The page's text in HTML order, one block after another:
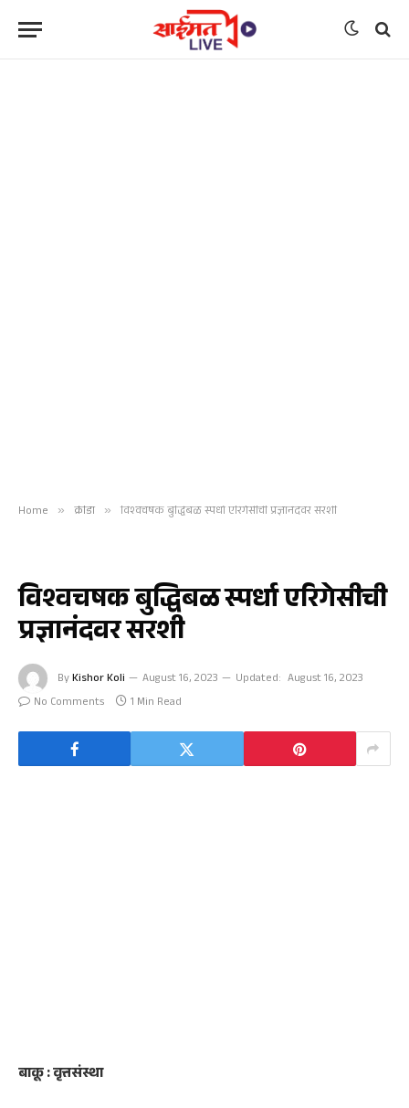
Home » क्रीडा » विश्वचषक बुद्धिबळ स्पर्धा एरिगेसीची प्रज्ञानंदवर सरशी
विश्वचषक बुद्धिबळ स्पर्धा एरिगेसीची
प्रज्ञानंदवर सरशी
ByKishor Koli August 16, 2023 Updated: August 16, 2023
No Comments
1 Min Read
बाकू : वृत्तसंस्था